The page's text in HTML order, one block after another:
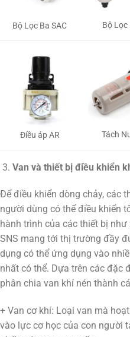
Bộ Lọc Ba SAC Bộ Lọc
Điều áp AR Tách
Van và thiết bị điều khiển
Để điều khiển dòng chảy, các
người dùng có thể điều khiển
hành trình của các thiết bị
SNS mang tới thị trường đầy
dụng có thể ứng dụng vào
nhất có thể. Dựa trên các đặc
phân chia van khí nén thành
+ Van cơ khí: Loại van mà
vào lực cơ học của con người